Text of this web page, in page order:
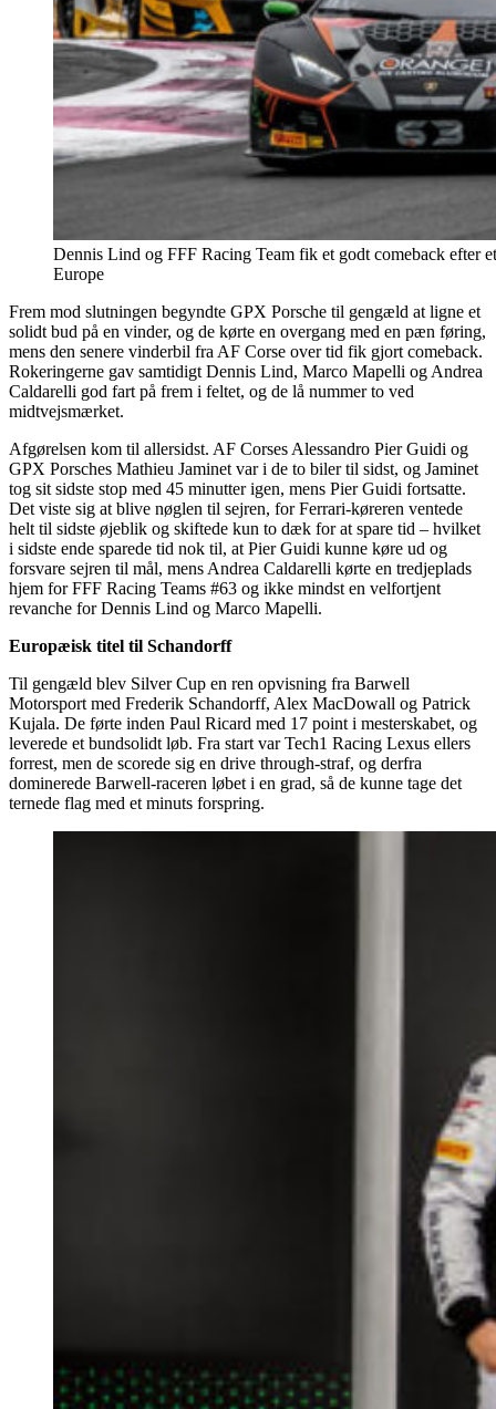
Dennis Lind og FFF Racing Team fik et godt comeback
Europe
Frem mod slutningen begyndte GPX Porsche til gengæld at ligne et
solidt bud på en vinder, og de kørte en overgang med en pæn føring,
mens den senere vinderbil fra AF Corse over tid fik gjort comeback.
Rokeringerne gav samtidigt Dennis Lind, Marco Mapelli og Andrea
Caldarelli god fart på frem i feltet, og de lå nummer to ved
midtvejsmærket.
Afgørelsen kom til allersidst. AF Corses Alessandro Pier Guidi og
GPX Porsches Mathieu Jaminet var i de to biler til sidst, og Jaminet
tog sit sidste stop med 45 minutter igen, mens Pier Guidi fortsatte.
Det viste sig at blive nøglen til sejren, for Ferrari-køreren ventede
helt til sidste øjeblik og skiftede kun to dæk for at spare tid – hvilket
i sidste ende sparede tid nok til, at Pier Guidi kunne køre ud og
forsvare sejren til mål, mens Andrea Caldarelli kørte en tredjeplads
hjem for FFF Racing Teams #63 og ikke mindst en velfortjent
revanche for Dennis Lind og Marco Mapelli.
Europæisk titel til Schandorff
Til gengæld blev Silver Cup en ren opvisning fra Barwell
Motorsport med Frederik Schandorff, Alex MacDowall og Patrick
Kujala. De førte inden Paul Ricard med 17 point i mesterskabet, og
leverede et bundsolidt løb. Fra start var Tech1 Racing Lexus ellers
forrest, men de scorede sig en drive through-straf, og derfra
dominerede Barwell-raceren løbet i en grad, så de kunne tage det
ternede flag med et minuts forspring.